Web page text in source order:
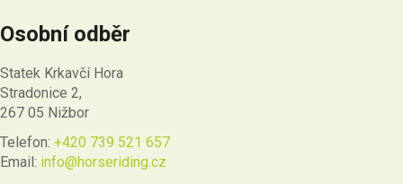
Osobní odběr
Statek Krkavčí Hora
Stradonice 2,
267 05 Nižbor
Telefon: +420 739 521 657
Email: info@horseriding.cz